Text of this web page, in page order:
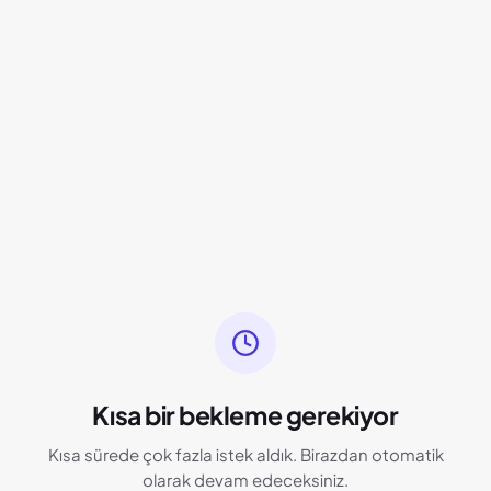
Kısa bir bekleme gerekiyor
Kısa sürede çok fazla istek aldık. Birazdan otomatik
olarak devam edeceksiniz.